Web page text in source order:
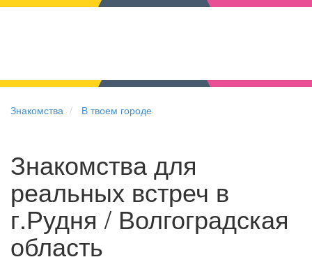
Знакомства В твоем городе
Знакомства для
реальных встреч в
г.Рудня / Волгоградская
область